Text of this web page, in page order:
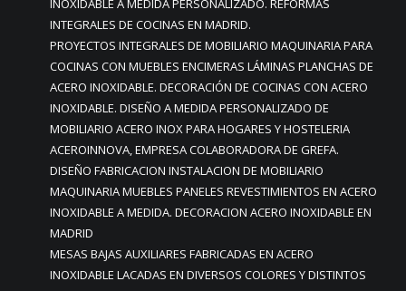
INOXIDABLE A MEDIDA PERSONALIZADO. REFORMAS
INTEGRALES DE COCINAS EN MADRID.
PROYECTOS INTEGRALES DE MOBILIARIO MAQUINARIA PARA
COCINAS CON MUEBLES ENCIMERAS LÁMINAS PLANCHAS DE
ACERO INOXIDABLE. DECORACIÓN DE COCINAS CON ACERO
INOXIDABLE. DISEÑO A MEDIDA PERSONALIZADO DE
MOBILIARIO ACERO INOX PARA HOGARES Y HOSTELERIA
ACEROINNOVA, EMPRESA COLABORADORA DE GREFA.
DISEÑO FABRICACION INSTALACION DE MOBILIARIO
MAQUINARIA MUEBLES PANELES REVESTIMIENTOS EN ACERO
INOXIDABLE A MEDIDA. DECORACION ACERO INOXIDABLE EN
MADRID
MESAS BAJAS AUXILIARES FABRICADAS EN ACERO
INOXIDABLE LACADAS EN DIVERSOS COLORES Y DISTINTOS